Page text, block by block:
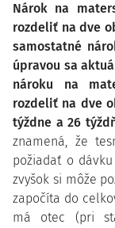
Nárok na
rozdeliť na dve
samostatné
úpravou sa
nároku na
rozdeliť na dve
týždne a 26
znamená, že
požiadať o
zvyšok si môže
započíta do
má otec (pri